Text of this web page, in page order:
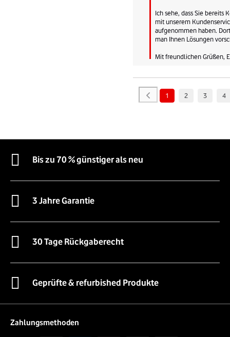
Ich sehe, dass Sie bereits
mit unserem
aufgenommen haben.
man Ihnen Lösungen
Mit freundlichen Grüßen,
1 2 3 4
Bis zu 70 % günstiger als neu
3 Jahre Garantie
30 Tage Rückgaberecht
Geprüfte & refurbished Produkte
Zahlungsmethoden